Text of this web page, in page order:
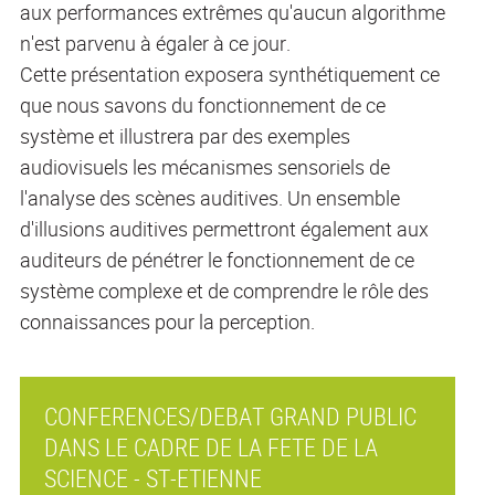
aux performances extrêmes qu'aucun algorithme
n'est parvenu à égaler à ce jour.
Cette présentation exposera synthétiquement ce
que nous savons du fonctionnement de ce
système et illustrera par des exemples
audiovisuels les mécanismes sensoriels de
l'analyse des scènes auditives. Un ensemble
d'illusions auditives permettront également aux
auditeurs de pénétrer le fonctionnement de ce
système complexe et de comprendre le rôle des
connaissances pour la perception.
CONFERENCES/DEBAT GRAND PUBLIC
DANS LE CADRE DE LA FETE DE LA
SCIENCE - ST-ETIENNE